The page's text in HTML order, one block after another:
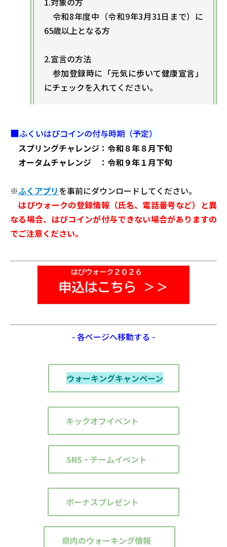
令和8年度中（令和9年3月31日まで）に
65歳以上となる方
2.宣言の方法
参加登録時に「元気に歩いて健康宣言」
にチェックを入れてください。
■ふくいはぴコインの付与時期（予定）
スプリングチャレンジ：令和８年８月下旬
オータムチャレンジ ：令和９年１月下旬
※ふくアプリを事前にダウンロードしてください。
はぴウォークの登録情報（氏名、電話番号など）と異
なる場合、はぴコインが付与できない場合がありますの
でご注意ください。
- 各ページへ移動する -
ウォーキングキャンペーン
キックオフイベント
SNS・チームイベント
ボーナスプレゼント
県内のウォーキング情報